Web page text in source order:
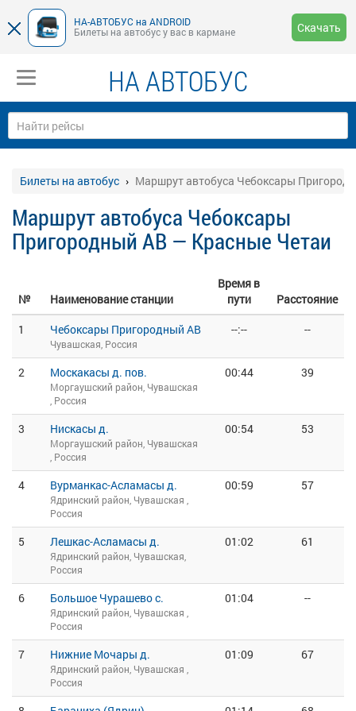
НА-АВТОБУС на ANDROID
Билеты на автобус у вас в кармане
Скачать
НА АВТОБУС
Билеты на автобус Маршрут автобуса Чебоксары
Маршрут автобуса Чебоксары
Пригородный АВ — Красные Четаи
№ Наименование станции
Время в
пути
Расстояние
1
Чебоксары Пригородный АВ
Чувашская, Россия
--:-- --
2 Москакасы д. пов.
Моргаушский район, Чувашская
, Россия
00:44 39
3 Нискасы д.
Моргаушский район, Чувашская
, Россия
00:54 53
4 Вурманкас-Асламасы д.
Ядринский район, Чувашская ,
Россия
00:59 57
5 Лешкас-Асламасы д.
Ядринский район, Чувашская,
Россия
01:02 61
6 Большое Чурашево с.
Ядринский район, Чувашская ,
Россия
01:04 --
7 Нижние Мочары д.
Ядринский район, Чувашская ,
Россия
01:09 67